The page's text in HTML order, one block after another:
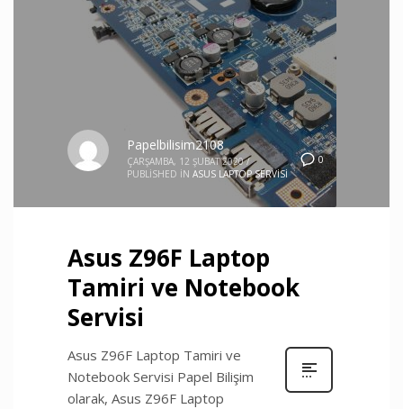
0
Papelbilisim2108
ÇARŞAMBA, 12 ŞUBAT 2020 /
PUBLISHED IN ASUS LAPTOP SERVISI
Asus Z96F Laptop
Tamiri ve Notebook
Servisi
Asus Z96F Laptop Tamiri ve
Notebook Servisi Papel Bilişim
olarak, Asus Z96F Laptop